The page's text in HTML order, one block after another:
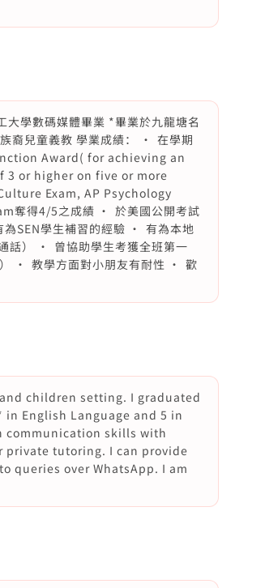
學數碼媒體畢業 *畢業於九龍塘名
裔兒童義教 學業成績： •⁠ ⁠在學期
Award( for achieving an
3 or higher on five or more
Exam, AP Psychology
奪得4/5之成績 •⁠ ⁠於美國公開考試
SEN學生補習的經驗 •⁠ ⁠有為本地
話） •⁠ ⁠曾協助學生考獲全班第一
•⁠ ⁠教學方面對小朋友有耐性 •⁠ ⁠歡
children setting. I graduated
in English Language and 5 in
communication skills with
private tutoring. I can provide
queries over WhatsApp. I am